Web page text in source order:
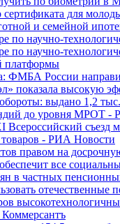
для
и семейной
по научно-
по научно-
платформы
России
показала высокую
выдано 1,2
до уровня МРОТ -
съезд
товаров - РИА Новости
правом на
все
в частных
отечественные